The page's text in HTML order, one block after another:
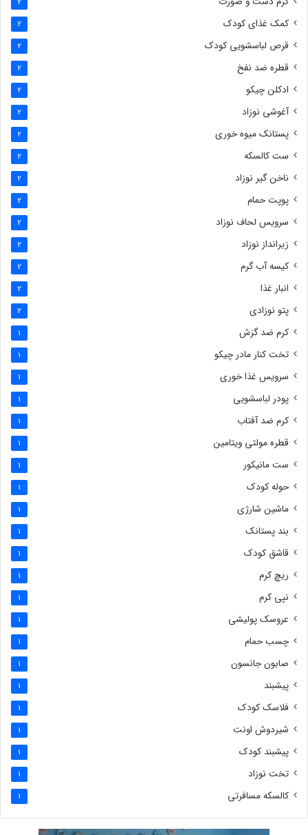
کمک غذای کودک 2
قرص لباسشویی کودک 2
قطره ضد نفخ 2
ادکلن چیکو 2
آغوشی نوزاد 2
پستانک میوه خوری 2
ست کالسکه 2
ناخن گیر نوزاد 2
پوپت حمام 2
سرویس لحاف نوزاد 2
زیرانداز نوزاد 2
کیسه آب گرم 2
انبار غذا 2
پتو نوزادی 2
کرم ضد گزش 1
تخت کنار مادر چیکو 1
سرویس غذا خوری 1
پودر لباسشویی 1
کرم ضد آفتاب 1
قطره مولتی ویتامین 1
ست مانیکور 1
حوله کودک 1
ماشین شارژی 1
بند پستانک 1
قاشق کودک 1
ریچ کرم 1
نپی کرم 1
عروسک پولیشی 1
چسب حمام 1
صابون جانسون 1
پیشبند 1
فلاسک کودک 1
شیردوش اونت 1
پیشبند کودک 1
تخت نوزاد 1
کالسکه مسافرتی 1